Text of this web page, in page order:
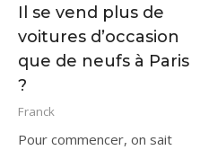
Il se vend plus de
voitures d’occasion
que de neufs à Paris
?
Franck
Pour commencer, on sait